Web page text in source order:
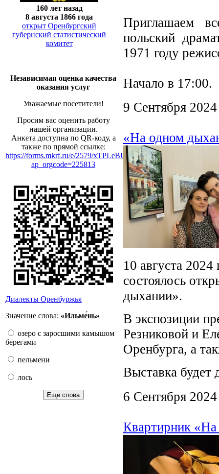
160 лет назад
8 августа 1866 года
открыт Оренбургский
губернский статистический
комитет
Независимая оценка качества
оказания услуг
Уважаемые посетители!
Просим вас оценить работу
нашей организации.
Анкета доступна по QR-коду, а
также по прямой ссылке:
https://forms.mkrf.ru/e/2579/xTPLeBU7/?
ap_orgcode=225813
Диалекты Оренбуржья
Значение слова: «Ильме́нь»
озеро с заросшими камышом
берегами
пельмени
лось
Еще слова
Приглашаем
польский
1971 году
Начало в 17:00.
9 Сентября 2024
«На одном
10 августа
состоялось
дыхании».
В экспозиции
Резниковой и
Оренбурга, а
Выставка будет
6 Сентября 2024
Квартирник «На